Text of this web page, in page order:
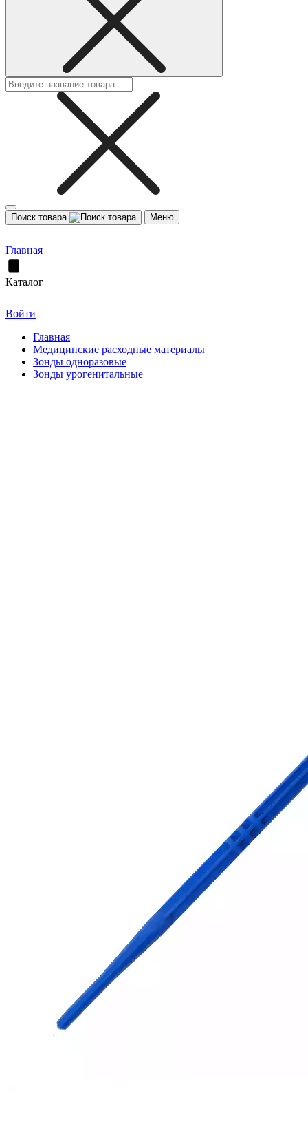
Поиск товара Меню
Главная
Каталог
Войти
Главная
Медицинские расходные материалы
Зонды одноразовые
Зонды урогенитальные